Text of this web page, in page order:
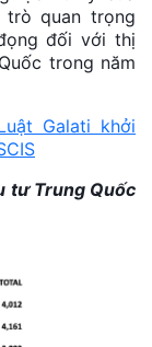
trò quan trọng
đối với thị
trong năm
Galati khởi
tư Trung Quốc